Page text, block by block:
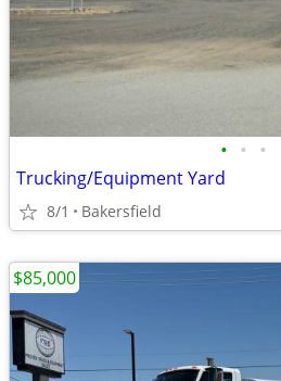
• • •
Trucking/Equipment Yard
8/1 Bakersfield
$85,000